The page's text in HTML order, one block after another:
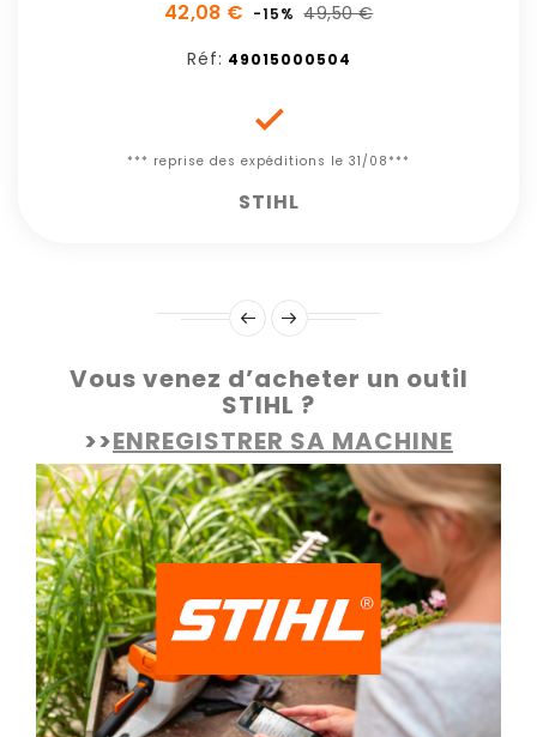
42,08 € -15% 49,50 €
Réf: 49015000504

*** reprise des expéditions le 31/08***
STIHL
Vous venez d’acheter un outil
STIHL ?
>>ENREGISTRER SA MACHINE